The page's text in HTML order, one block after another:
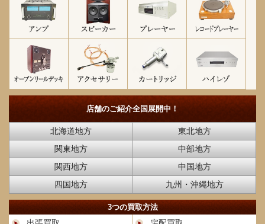
店舗のご紹介全国展開中！
北海道地方
東北地方
関東地方
中部地方
関西地方
中国地方
四国地方
九州・沖縄地方
3つの買取方法